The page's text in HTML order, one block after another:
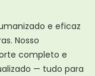
e eficaz
Nosso
completo e
— tudo para